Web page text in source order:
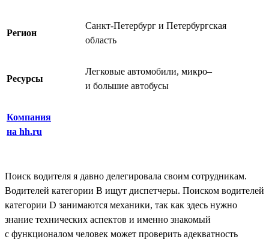
Регион
Санкт-Петербург и Петербургская
область
Ресурсы
Легковые автомобили, микро‒
и большие автобусы
Компания
на hh.ru
Поиск водителя я давно делегировала своим сотрудникам.
Водителей категории B ищут диспетчеры. Поиском водителей
категории D занимаются механики, так как здесь нужно
знание технических аспектов и именно знакомый
с функционалом человек может проверить адекватность